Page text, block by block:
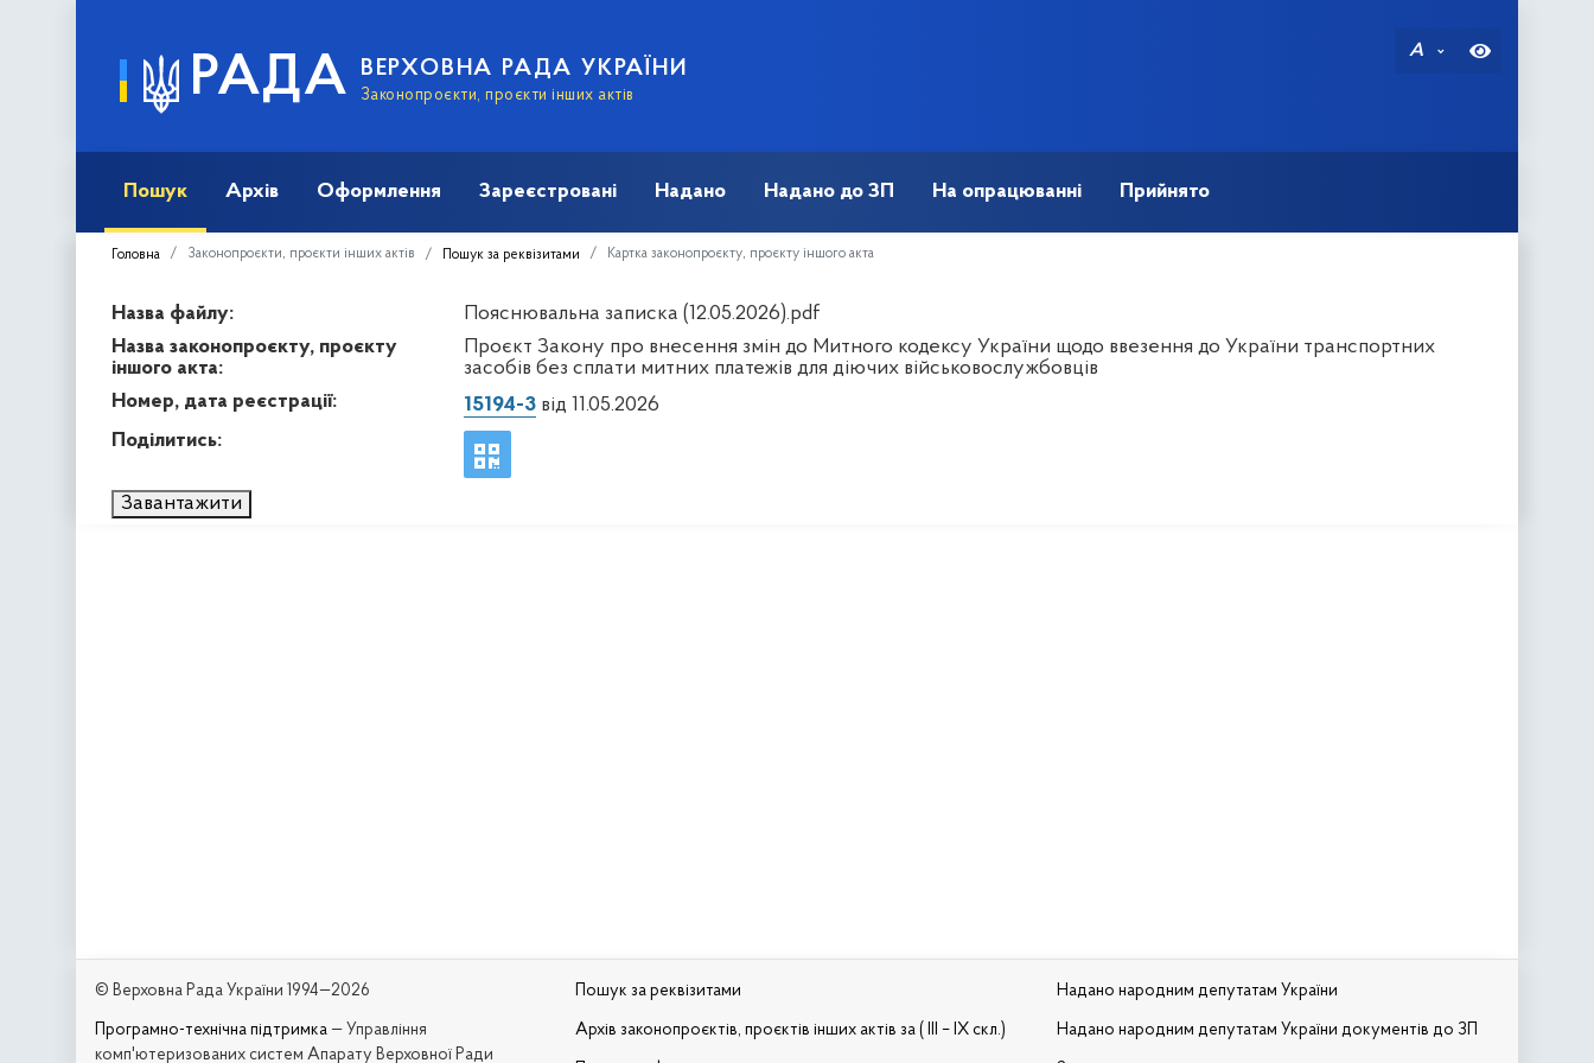
РАДА ВЕРХОВНА РАДА УКРАЇНИ
Законопроєкти, проєкти інших актів
A
Пошук Архів Оформлення Зареєстровані Надано Надано до ЗП На опрацюванні Прийнято
Головна Законопроєкти, проєкти інших актів Пошук за реквізитами Картка законопроєкту, проєкту іншого акта
Назва файлу:
Пояснювальна записка (12.05.2026).pdf
Назва законопроєкту, проєкту
іншого акта:
Проєкт Закону про внесення змін до Митного кодексу України щодо ввезення до України транспортних
засобів без сплати митних платежів для діючих військовослужбовців
Номер, дата реєстрації:
15194-3від 11.05.2026
Поділитись:
Завантажити
© Верховна Рада України 1994—2026
Програмно-технічна підтримка — Управління
комп'ютеризованих систем Апарату Верховної Ради
Пошук за реквізитами
Архів законопроєктів, проєктів інших актів за ( III – IX скл.)
Надано народним депутатам України
Надано народним депутатам України документів до ЗП